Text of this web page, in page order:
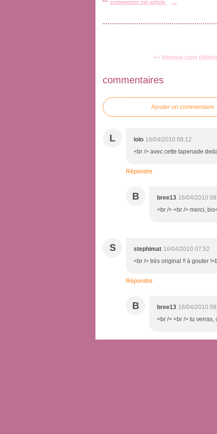
commenter cet article
…
<< Window color
commentaires
Ajouter un commentaire
L lolo 16/04/2010 08:12
<br /> avec cette tapenade
Répondre
B bree13 16/04/2010
<br /> <br /> merci,
S stephimat 16/04/2010 07:52
<br /> très original !! à gouter
Répondre
B bree13 16/04/2010
<br /> <br /> tu verras,